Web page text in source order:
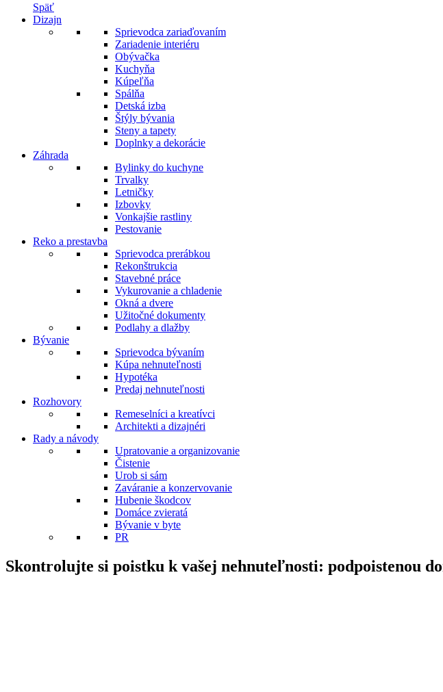
Späť
Dizajn
Sprievodca zariaďovaním
Zariadenie interiéru
Obývačka
Kuchyňa
Kúpeľňa
Spálňa
Detská izba
Štýly bývania
Steny a tapety
Doplnky a dekorácie
Záhrada
Bylinky do kuchyne
Trvalky
Letničky
Izbovky
Vonkajšie rastliny
Pestovanie
Reko a prestavba
Sprievodca prerábkou
Rekonštrukcia
Stavebné práce
Vykurovanie a chladenie
Okná a dvere
Užitočné dokumenty
Podlahy a dlažby
Bývanie
Sprievodca bývaním
Kúpa nehnuteľnosti
Hypotéka
Predaj nehnuteľnosti
Rozhovory
Remeselníci a kreatívci
Architekti a dizajnéri
Rady a návody
Upratovanie a organizovanie
Čistenie
Urob si sám
Zaváranie a konzervovanie
Hubenie škodcov
Domáce zvieratá
Bývanie v byte
PR
Skontrolujte si poistku k vašej nehnuteľnosti: podpoistenou